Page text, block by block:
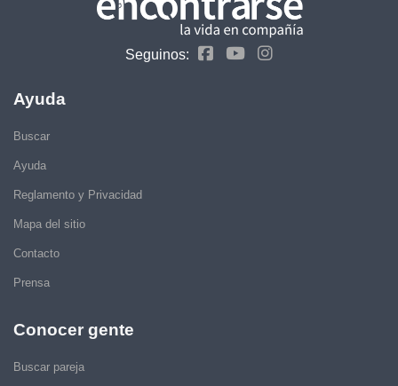
Seguinos:
Ayuda
Buscar
Ayuda
Reglamento y Privacidad
Mapa del sitio
Contacto
Prensa
Conocer gente
Buscar pareja